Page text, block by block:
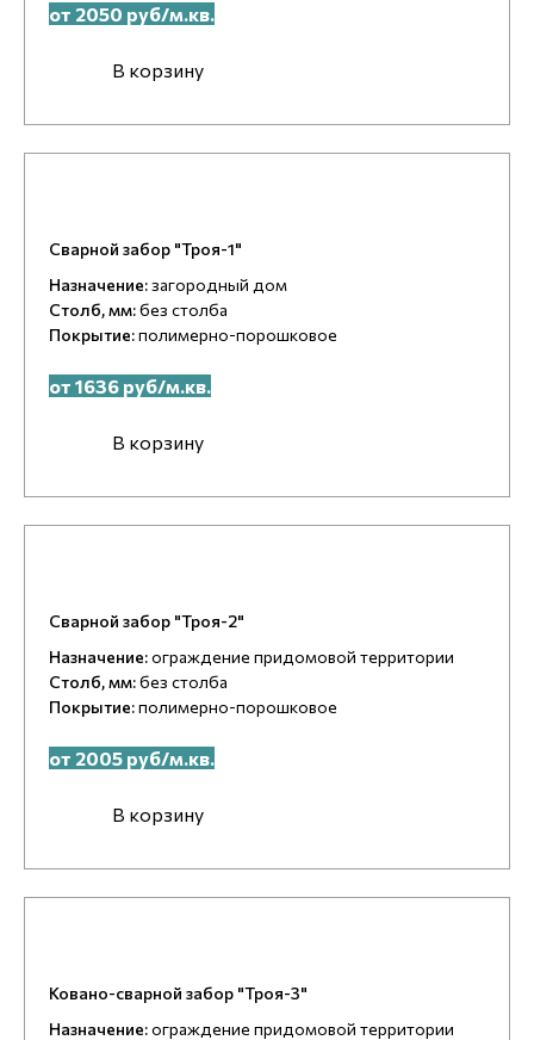
от 2050 руб/м.кв.
В корзину
Сварной забор "Троя-1"
Назначение:загородный дом
Столб, мм:без столба
Покрытие:полимерно-порошковое
от 1636 руб/м.кв.
В корзину
Сварной забор "Троя-2"
Назначение:ограждение придомовой территории
Столб, мм:без столба
Покрытие:полимерно-порошковое
от 2005 руб/м.кв.
В корзину
Ковано-сварной забор "Троя-3"
Назначение:ограждение придомовой территории